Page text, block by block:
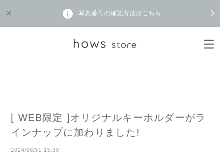
写真番号の確認方法はこちら
[ WEB限定 ]オリジナルキーホルダーがラ
インナップに加わりました!
2024/08/31 15:30